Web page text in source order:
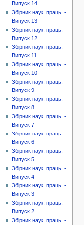
Випуск 14
Збірник наук. праць. -
Випуск 13
Збірник наук. праць. -
Випуск 12
Збірник наук. праць. -
Випуск 11
Збірник наук. праць. -
Випуск 10
Збірник наук. праць. -
Випуск 9
Збірник наук. праць. -
Випуск 8
Збірник наук. праць. -
Випуск 7
Збірник наук. праць. -
Випуск 6
Збірник наук. праць. -
Випуск 5
Збірник наук. праць. -
Випуск 4
Збірник наук. праць. -
Випуск 3
Збірник наук. праць. -
Випуск 2
Збірник наук. праць. -